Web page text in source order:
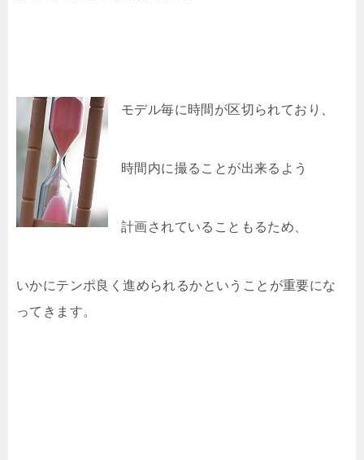
モデル毎に時間が区切られており、
時間内に撮ることが出来るよう
計画されていることもるため、
いかにテンポ良く進められるかということが重要にな
ってきます。